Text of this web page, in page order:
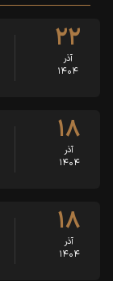
۲۲
آذر
۱۴۰۴
۱۸
آذر
۱۴۰۴
۱۸
آذر
۱۴۰۴